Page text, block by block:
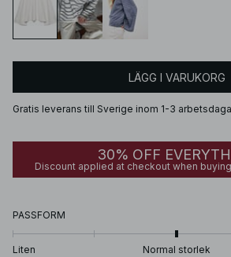
LÄGG I VARUKORG
Gratis leverans till Sverige inom 1-3
30% OFF
Discount applied at checkout when
PASSFORM
Liten Normal storlek